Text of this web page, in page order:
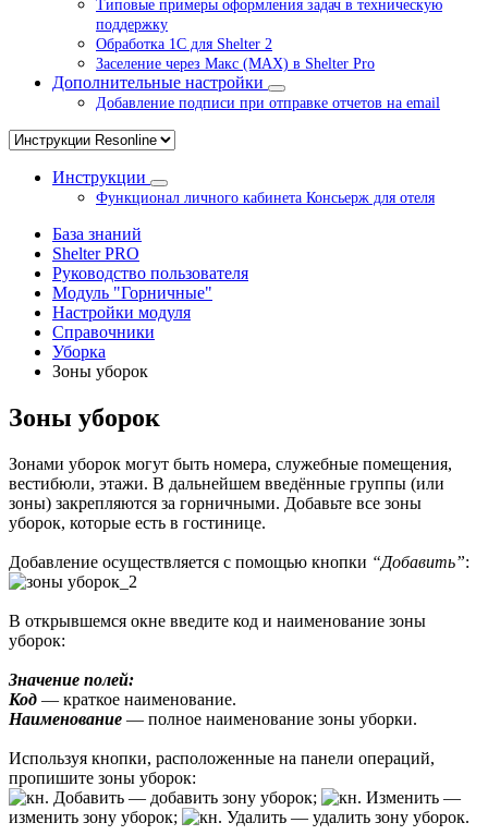
Типовые примеры оформления задач в техническую
поддержку
Обработка 1С для Shelter 2
Заселение через Макс (MAX) в Shelter Pro
Дополнительные настройки
Добавление подписи при отправке отчетов на email
Инструкции
Функционал личного кабинета Консьерж для отеля
База знаний
Shelter PRO
Руководство пользователя
Модуль "Горничные"
Настройки модуля
Справочники
Уборка
Зоны уборок
Зоны уборок
Зонами уборок могут быть номера, служебные помещения,
вестибюли, этажи. В дальнейшем введённые группы (или
зоны) закрепляются за горничными. Добавьте все зоны
уборок, которые есть в гостинице.
Добавление осуществляется с помощью кнопки “Добавить”:
В открывшемся окне введите код и наименование зоны
уборок:
Значение полей:
Код — краткое наименование.
Наименование — полное наименование зоны уборки.
Используя кнопки, расположенные на панели операций,
пропишите зоны уборок:
— добавить зону уборок;
—
изменить зону уборок;
— удалить зону уборок.